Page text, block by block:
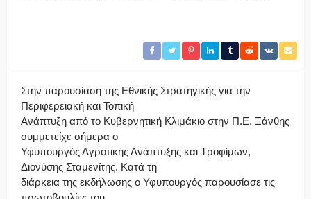
Στην παρουσίαση της Εθνικής Στρατηγικής για την
Περιφερειακή και Τοπική
Ανάπτυξη από το Κυβερνητική Κλιμάκιο στην Π.Ε. Ξάνθης
συμμετείχε σήμερα ο
Υφυπουργός Αγροτικής Ανάπτυξης και Τροφίμων,
Διονύσης Σταμενίτης. Κατά τη
διάρκεια της εκδήλωσης ο Υφυπουργός παρουσίασε τις